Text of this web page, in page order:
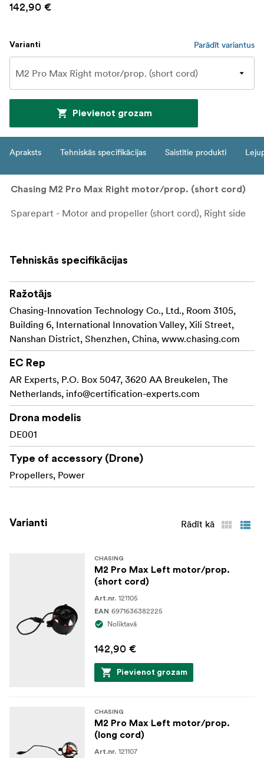
142,90 €
Varianti Parādīt variantus
Pievienot grozam
Apraksts Tehniskās specifikācijas Saistītie produkti
Chasing M2 Pro Max Right motor/prop. (short cord)
Sparepart - Motor and propeller (short cord), Right side
Tehniskās specifikācijas
Ražotājs
Chasing-Innovation Technology Co., Ltd., Room 3105,
Building 6, International Innovation Valley, Xili Street,
Nanshan District, Shenzhen, China, www.chasing.com
EC Rep
AR Experts, P.O. Box 5047, 3620 AA Breukelen, The
Netherlands, info@certification-experts.com
Drona modelis
DE001
Type of accessory (Drone)
Propellers, Power
Varianti Rādīt kā
CHASING
M2 Pro Max Left motor/prop.
(short cord)
Art.nr. 121105
EAN 6971636382225
Noliktavā
142,90 €
Pievienot grozam
CHASING
M2 Pro Max Left motor/prop.
(long cord)
Art.nr. 121107